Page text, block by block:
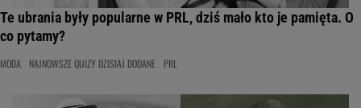
Te ubrania były popularne w PRL, dziś mało kto je pamięta. O
co pytamy?
MODA NAJNOWSZE QUIZY DZISIAJ DODANE PRL